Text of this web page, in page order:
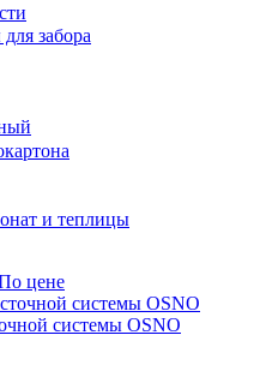
забора
и теплицы
цене
системы OSNO